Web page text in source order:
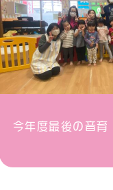
今年度最後の音育